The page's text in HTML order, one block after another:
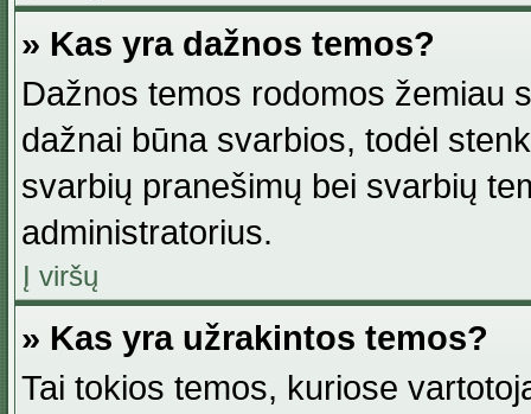
» Kas yra dažnos temos?
Dažnos temos rodomos žemiau
dažnai būna svarbios, todėl
svarbių pranešimų bei svarbių
administratorius.
Į viršų
» Kas yra užrakintos temos?
Tai tokios temos, kuriose